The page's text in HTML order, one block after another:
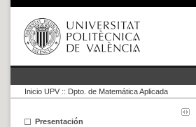
Inicio UPV :: Dpto. de Matemática Aplicada
Presentación